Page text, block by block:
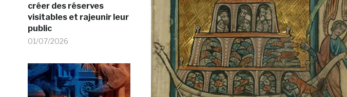
créer des réserves
visitables et rajeunir leur
public
01/07/2026